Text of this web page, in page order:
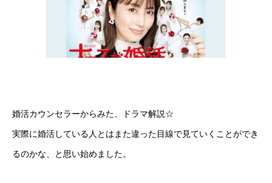
婚活カウンセラーからみた、ドラマ解説☆
実際に婚活している人とはまた違った目線で見ていくことができ
るのかな、と思い始めました。